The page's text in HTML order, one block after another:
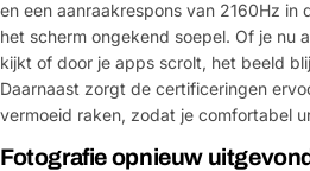
en een aanraakrespons van 2160Hz in
het scherm ongekend soepel. Of je nu
kijkt of door je apps scrolt, het beeld
Daarnaast zorgt de certificeringen
vermoeid raken, zodat je comfortabel
Fotografie opnieuw